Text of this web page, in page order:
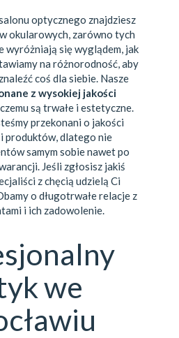
optycznego znajdziesz
okularowych, zarówno tych
wyróżniają się wyglądem, jak
na różnorodność, aby
coś dla siebie. Nasze
z wysokiej jakości
czemu są trwałe i estetyczne.
przekonani o jakości
i produktów, dlatego nie
samym sobie nawet po
Jeśli zgłosisz jakiś
z chęcią udzielą Ci
o długotrwałe relacje z
i ich zadowolenie.
we